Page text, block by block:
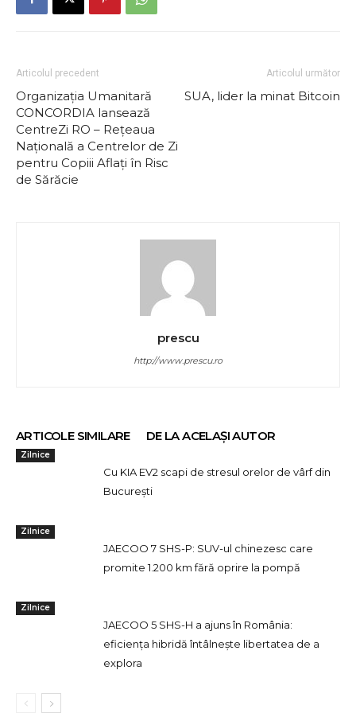
Articolul precedent
Organizația Umanitară
CONCORDIA lansează
CentreZi RO – Rețeaua
Națională a Centrelor de Zi
pentru Copiii Aflați în Risc
de Sărăcie
Articolul următor
SUA, lider la minat Bitcoin
prescu
http://www.prescu.ro
ARTICOLE SIMILARE DE LA ACELAȘI AUTOR
Zilnice
Cu KIA EV2 scapi de stresul orelor de vârf din
București
Zilnice
JAECOO 7 SHS-P: SUV-ul chinezesc care
promite 1.200 km fără oprire la pompă
Zilnice
JAECOO 5 SHS-H a ajuns în România:
eficiența hibridă întâlnește libertatea de a
explora